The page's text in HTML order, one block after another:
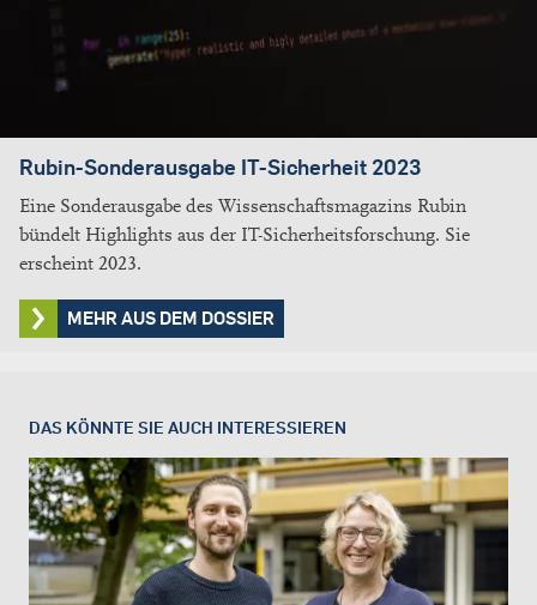
Rubin-Sonderausgabe IT-Sicherheit 2023
Eine Sonderausgabe des Wissenschaftsmagazins Rubin
bündelt Highlights aus der IT-Sicherheitsforschung. Sie
erscheint 2023.
MEHR AUS DEM DOSSIER
DAS KÖNNTE SIE AUCH INTERESSIEREN